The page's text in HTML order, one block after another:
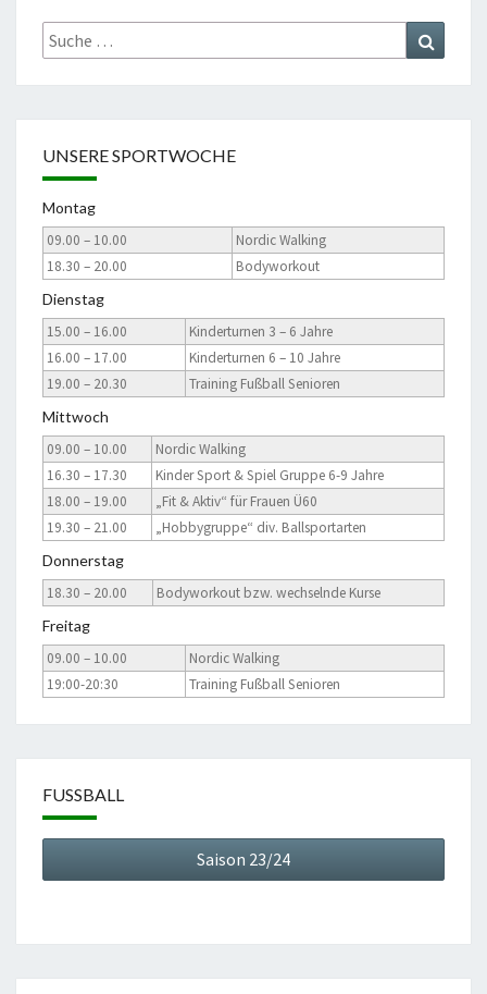
Suche
nach:
UNSERE SPORTWOCHE
Montag
09.00 – 10.00
Nordic Walking
18.30 – 20.00
Bodyworkout
Dienstag
15.00 – 16.00
Kinderturnen 3 – 6 Jahre
16.00 – 17.00
Kinderturnen 6 – 10 Jahre
19.00 – 20.30
Training Fußball Senioren
Mittwoch
09.00 – 10.00
Nordic Walking
16.30 – 17.30
Kinder Sport & Spiel Gruppe 6-9 Jahre
18.00 – 19.00
„Fit & Aktiv“ für Frauen Ü60
19.30 – 21.00
„Hobbygruppe“ div. Ballsportarten
Donnerstag
18.30 – 20.00
Bodyworkout bzw. wechselnde Kurse
Freitag
09.00 – 10.00
Nordic Walking
19:00-20:30
Training Fußball Senioren
FUSSBALL
Saison 23/24